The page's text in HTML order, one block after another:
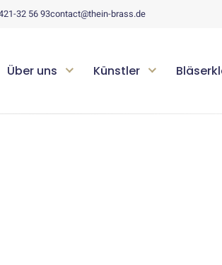
32 56 93contact@thein-brass.de
Über uns Künstler